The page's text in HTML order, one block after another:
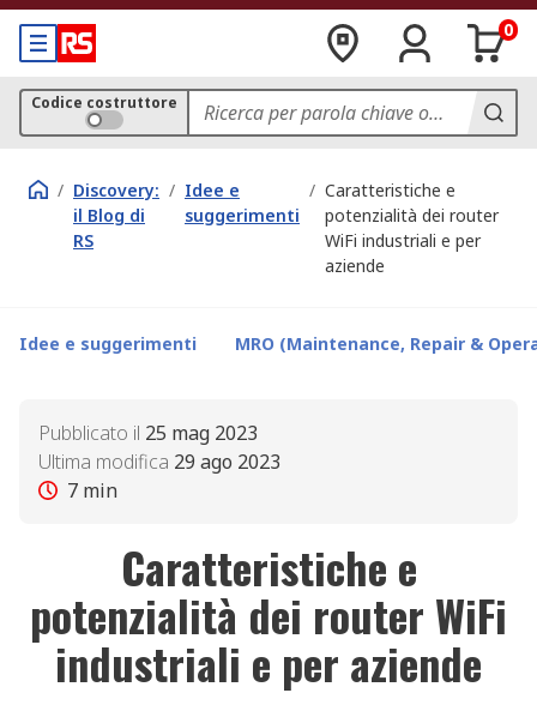
0
Codice costruttore
/ Discovery:
il Blog di
RS
/ Idee e
suggerimenti
/ Caratteristiche e
potenzialità dei router
WiFi industriali e per
aziende
Idee e suggerimenti MRO (Maintenance, Repair &
Pubblicato il 25 mag 2023
Ultima modifica 29 ago 2023
7 min
Caratteristiche e
potenzialità dei router WiFi
industriali e per aziende